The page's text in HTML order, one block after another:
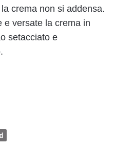
crema non si addensa.
e versate la crema in
setacciato e